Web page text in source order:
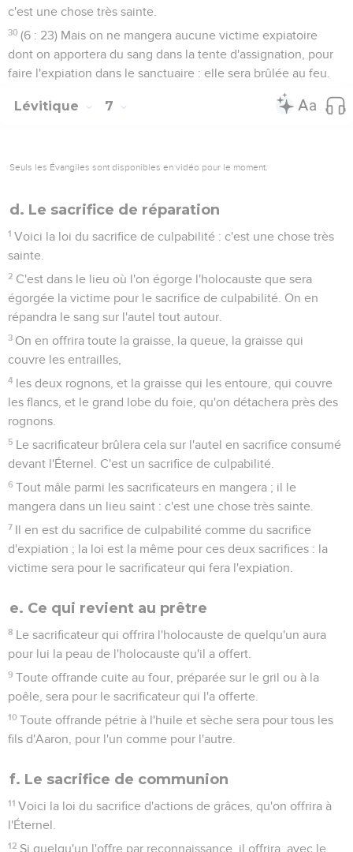
c'est une chose très sainte.
30 (6 : 23) Mais on ne mangera aucune victime expiatoire
dont on apportera du sang dans la tente d'assignation, pour
faire l'expiation dans le sanctuaire : elle sera brûlée au feu.
Lévitique 7
Seuls les Évangiles sont disponibles en vidéo pour le moment.
d. Le sacrifice de réparation
1 Voici la loi du sacrifice de culpabilité : c'est une chose très
sainte.
2 C'est dans le lieu où l'on égorge l'holocauste que sera
égorgée la victime pour le sacrifice de culpabilité. On en
répandra le sang sur l'autel tout autour.
3 On en offrira toute la graisse, la queue, la graisse qui
couvre les entrailles,
4 les deux rognons, et la graisse qui les entoure, qui couvre
les flancs, et le grand lobe du foie, qu'on détachera près des
rognons.
5 Le sacrificateur brûlera cela sur l'autel en sacrifice consumé
devant l'Éternel. C'est un sacrifice de culpabilité.
6 Tout mâle parmi les sacrificateurs en mangera ; il le
mangera dans un lieu saint : c'est une chose très sainte.
7 Il en est du sacrifice de culpabilité comme du sacrifice
d'expiation ; la loi est la même pour ces deux sacrifices : la
victime sera pour le sacrificateur qui fera l'expiation.
e. Ce qui revient au prêtre
8 Le sacrificateur qui offrira l'holocauste de quelqu'un aura
pour lui la peau de l'holocauste qu'il a offert.
9 Toute offrande cuite au four, préparée sur le gril ou à la
poêle, sera pour le sacrificateur qui l'a offerte.
10 Toute offrande pétrie à l'huile et sèche sera pour tous les
fils d'Aaron, pour l'un comme pour l'autre.
f. Le sacrifice de communion
11 Voici la loi du sacrifice d'actions de grâces, qu'on offrira à
l'Éternel.
12 Si quelqu'un l'offre par reconnaissance, il offrira, avec le